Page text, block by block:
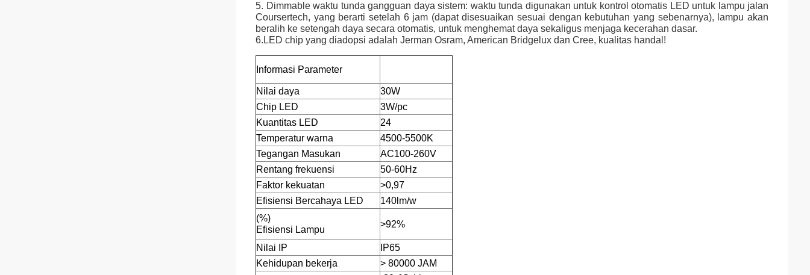
5. Dimmable waktu tunda gangguan daya sistem: waktu tunda digunakan untuk kontrol otomatis LED untuk lampu jalan
Coursertech, yang berarti setelah 6 jam (dapat disesuaikan sesuai dengan kebutuhan yang sebenarnya), lampu akan
beralih ke setengah daya secara otomatis, untuk menghemat daya sekaligus menjaga kecerahan dasar.
6.LED chip yang diadopsi adalah Jerman Osram, American Bridgelux dan Cree, kualitas handal!
Informasi Parameter
Nilai daya
30W
Chip LED
3W/pc
Kuantitas LED
24
Temperatur warna
4500-5500K
Tegangan Masukan
AC100-260V
Rentang frekuensi
50-60Hz
Faktor kekuatan
>0,97
Efisiensi Bercahaya LED
140lm/w
(%)
Efisiensi Lampu
>92%
Nilai IP
IP65
Kehidupan bekerja
> 80000 JAM